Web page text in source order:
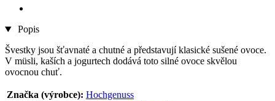
Popis
Švestky jsou šťavnaté a chutné a představují klasické sušené ovoce.
V müsli, kaších a jogurtech dodává toto silné ovoce skvělou
ovocnou chuť.
Značka (výrobce): Hochgenuss